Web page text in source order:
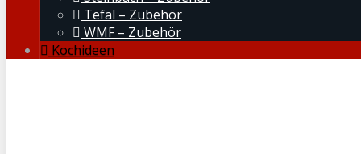
Tefal – Zubehör
WMF – Zubehör
Kochideen